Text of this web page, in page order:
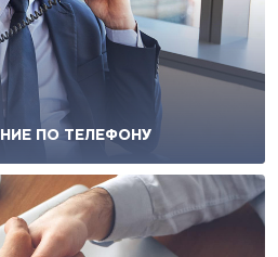
ПО ТЕЛЕФОНУ